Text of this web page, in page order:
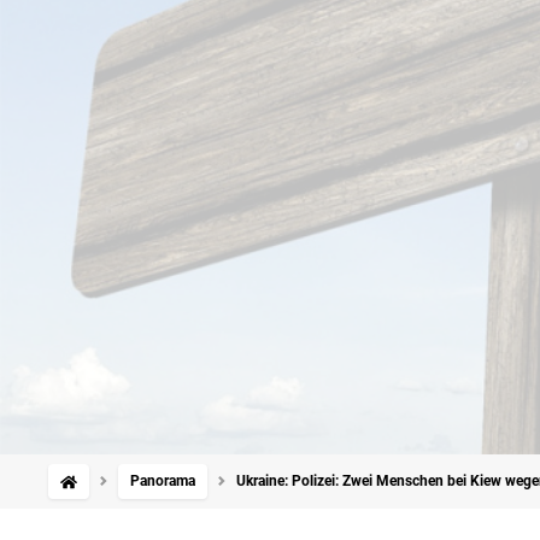
Panorama Ukraine: Polizei: Zwei Menschen bei Kiew